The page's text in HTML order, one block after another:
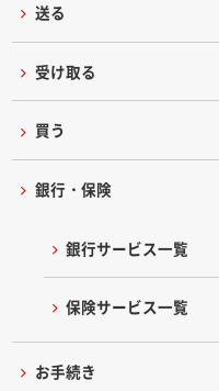
送る
受け取る
買う
銀行・保険
銀行サービス一覧
保険サービス一覧
お手続き